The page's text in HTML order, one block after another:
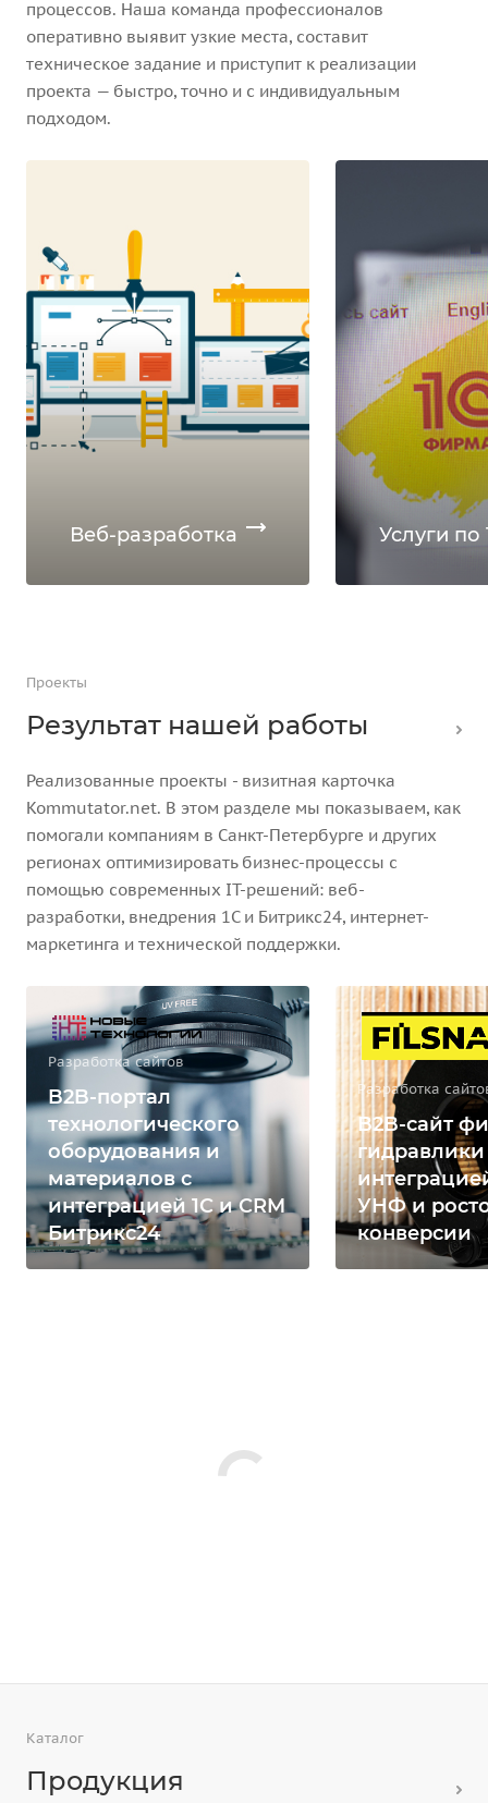
процессов. Наша команда профессионалов
оперативно выявит узкие места, составит
техническое задание и приступит к реализации
проекта — быстро, точно и с индивидуальным
подходом.
Веб-разработка Услуги по
Проекты
Результат нашей работы
Реализованные проекты - визитная карточка
Kommutator.net. В этом разделе мы показываем, как
помогали компаниям в Санкт-Петербурге и других
регионах оптимизировать бизнес-процессы с
помощью современных IT-решений: веб-
разработки, внедрения 1С и Битрикс24, интернет-
маркетинга и технической поддержки.
Разработка сайтов
B2B-портал
технологического
оборудования и
материалов с
интеграцией 1С и CRM
Битрикс24
Разработка
B2B-сайт
гидравлики
УНФ и
конверсии
Каталог
Продукция